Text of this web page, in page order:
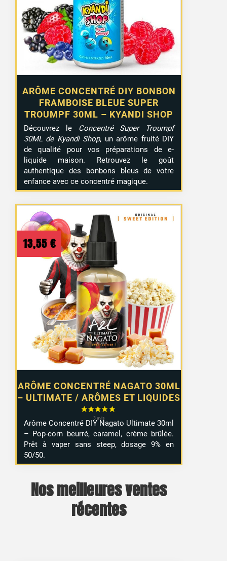
2 avis
ARÔME CONCENTRÉ DIY BONBON
FRAMBOISE BLEUE SUPER
TROUMPF 30ML – KYANDI SHOP
Découvrez le Concentré Super Troumpf
30ML de Kyandi Shop, un arôme fruité DIY
de qualité pour vos préparations de e-
liquide maison. Retrouvez le goût
authentique des bonbons bleus de votre
enfance avec ce concentré magique.
ARÔME CONCENTRÉ NAGATO 30ML
– ULTIMATE / ARÔMES ET LIQUIDES
13,55 €
Arôme Concentré DIY Nagato Ultimate 30ml
– Pop-corn beurré, caramel, crème brûlée.
Prêt à vaper sans steep, dosage 9% en
50/50.
Nos meilleures ventes
récentes